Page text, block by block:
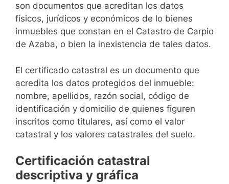
son documentos que acreditan los datos
físicos, jurídicos y económicos de lo bienes
inmuebles que constan en el Catastro de Carpio
de Azaba, o bien la inexistencia de tales datos.
El certificado catastral es un documento que
acredita los datos protegidos del inmueble:
nombre, apellidos, razón social, código de
identificación y domicilio de quienes figuren
inscritos como titulares, así como el valor
catastral y los valores catastrales del suelo.
Certificación catastral
descriptiva y gráfica